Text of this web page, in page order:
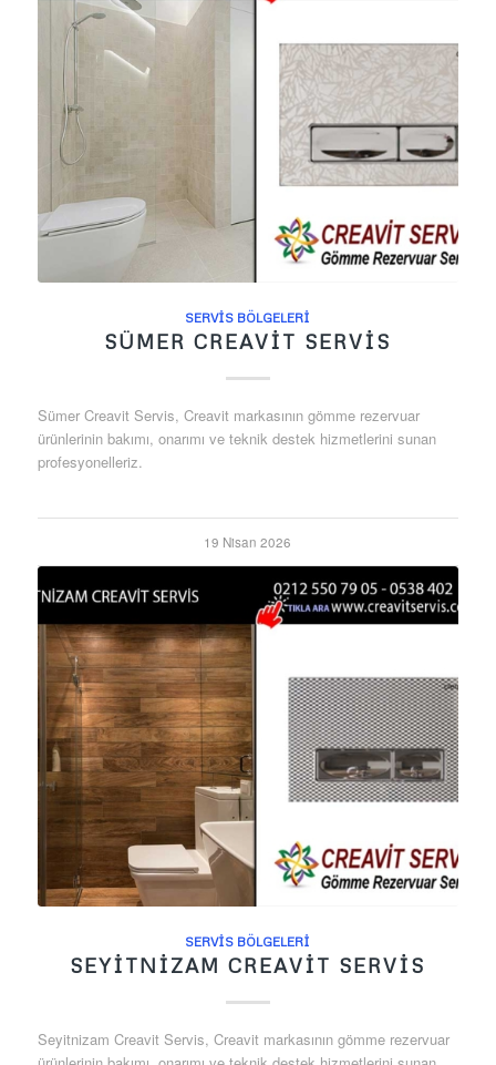
SERVIS BÖLGELERI
SÜMER CREAVIT SERVIS
Sümer Creavit Servis, Creavit markasının gömme rezervuar
ürünlerinin bakımı, onarımı ve teknik destek hizmetlerini sunan
profesyonelleriz.
19 Nisan 2026
SERVIS BÖLGELERI
SEYITNIZAM CREAVIT SERVIS
Seyitnizam Creavit Servis, Creavit markasının gömme rezervuar